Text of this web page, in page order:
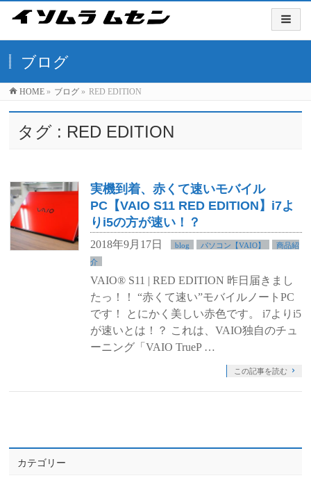
ブログ
HOME » ブログ » RED EDITION
タグ : RED EDITION
実機到着、赤くて速いモバイル
PC【VAIO S11 RED EDITION】i7よ
りi5の方が速い！？
2018年9月17日 blog パソコン【VAIO】
商品紹
介
VAIO® S11 | RED EDITION 昨日届きまし
たっ！！ “赤くて速い”モバイルノートPC
です！ とにかく美しい赤色です。 i7よりi5
が速いとは！？ これは、VAIO独自のチュ
ーニング「VAIO TrueP …
この記事を読む
カテゴリー